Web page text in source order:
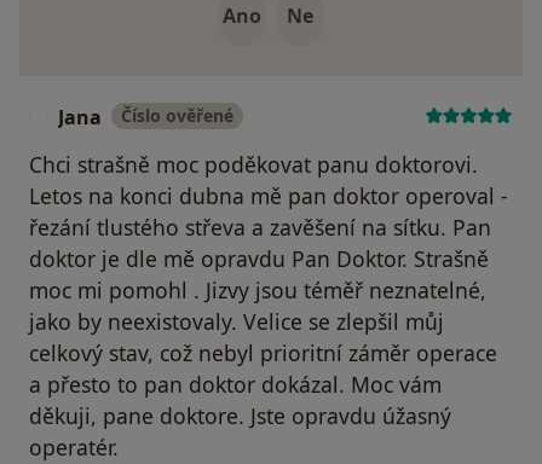
Ano Ne
Jana Číslo ověřené
Chci strašně moc poděkovat panu doktorovi.
Letos na konci dubna mě pan doktor operoval -
řezání tlustého střeva a zavěšení na sítku. Pan
doktor je dle mě opravdu Pan Doktor. Strašně
moc mi pomohl . Jizvy jsou téměř neznatelné,
jako by neexistovaly. Velice se zlepšil můj
celkový stav, což nebyl prioritní záměr operace
a přesto to pan doktor dokázal. Moc vám
děkuji, pane doktore. Jste opravdu úžasný
operatér.